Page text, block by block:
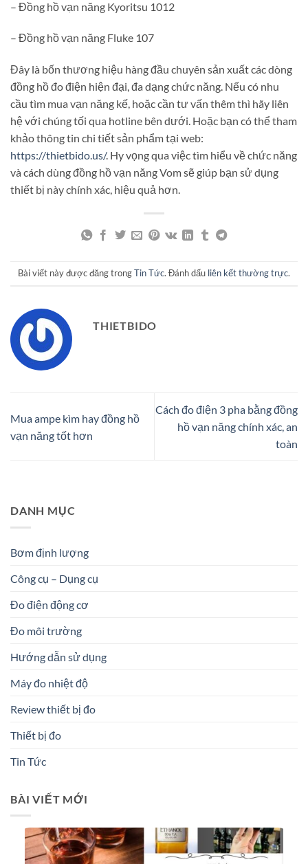
– Đồng hồ vạn năng Kyoritsu 1012
– Đồng hồ vạn năng Fluke 107
Đây là bốn thương hiệu hàng đầu chuyên sản xuất các dòng
đồng hồ đo điện hiện đại, đa dạng chức năng. Nếu có nhu
cầu tìm mua vạn năng kế, hoặc cần tư vấn thêm thì hãy liên
hệ với chúng tối qua hotline bên dưới. Hoặc bạn có thể tham
khảo thông tin chi tiết sản phẩm tại web:
https://thietbido.us/. Hy vọng qua việc tìm hiểu về chức năng
và cách dùng đồng hồ vạn năng Vom sẽ giúp bạn sử dụng
thiết bị này chính xác, hiệu quả hơn.
Bài viết này được đăng trongTin Tức. Đánh dấu liên kết thường trực.
THIETBIDO
Mua ampe kìm hay đồng hồ
vạn năng tốt hơn
Cách đo điện 3 pha bằng đồng
hồ vạn năng chính xác, an
toàn
DANH MỤC
Bơm định lượng
Công cụ – Dụng cụ
Đo điện động cơ
Đo môi trường
Hướng dẫn sử dụng
Máy đo nhiệt độ
Review thiết bị đo
Thiết bị đo
Tin Tức
BÀI VIẾT MỚI